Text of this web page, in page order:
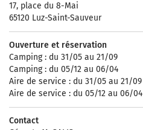
17, place du 8-Mai
65120 Luz-Saint-Sauveur
Ouverture et réservation
Camping : du 31/05 au 21/09
Camping : du 05/12 au 06/04
Aire de service : du 31/05 au 21/09
Aire de service : du 05/12 au 06/04
Contact